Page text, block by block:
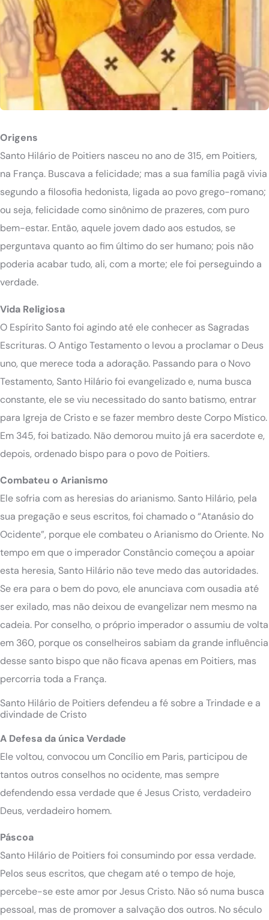
Origens
Santo Hilário de Poitiers nasceu no ano de 315, em Poitiers,
na França. Buscava a felicidade; mas a sua família pagã vivia
segundo a filosofia hedonista, ligada ao povo grego-romano;
ou seja, felicidade como sinônimo de prazeres, com puro
bem-estar. Então, aquele jovem dado aos estudos, se
perguntava quanto ao fim último do ser humano; pois não
poderia acabar tudo, ali, com a morte; ele foi perseguindo a
verdade.
Vida Religiosa
O Espírito Santo foi agindo até ele conhecer as Sagradas
Escrituras. O Antigo Testamento o levou a proclamar o Deus
uno, que merece toda a adoração. Passando para o Novo
Testamento, Santo Hilário foi evangelizado e, numa busca
constante, ele se viu necessitado do santo batismo, entrar
para Igreja de Cristo e se fazer membro deste Corpo Místico.
Em 345, foi batizado. Não demorou muito já era sacerdote e,
depois, ordenado bispo para o povo de Poitiers.
Combateu o Arianismo
Ele sofria com as heresias do arianismo. Santo Hilário, pela
sua pregação e seus escritos, foi chamado o “Atanásio do
Ocidente”, porque ele combateu o Arianismo do Oriente. No
tempo em que o imperador Constâncio começou a apoiar
esta heresia, Santo Hilário não teve medo das autoridades.
Se era para o bem do povo, ele anunciava com ousadia até
ser exilado, mas não deixou de evangelizar nem mesmo na
cadeia. Por conselho, o próprio imperador o assumiu de volta
em 360, porque os conselheiros sabiam da grande influência
desse santo bispo que não ficava apenas em Poitiers, mas
percorria toda a França.
Santo Hilário de Poitiers defendeu a fé sobre a Trindade e a
divindade de Cristo
A Defesa da única Verdade
Ele voltou, convocou um Concílio em Paris, participou de
tantos outros conselhos no ocidente, mas sempre
defendendo essa verdade que é Jesus Cristo, verdadeiro
Deus, verdadeiro homem.
Páscoa
Santo Hilário de Poitiers foi consumindo por essa verdade.
Pelos seus escritos, que chegam até o tempo de hoje,
percebe-se este amor por Jesus Cristo. Não só numa busca
pessoal, mas de promover a salvação dos outros. No século